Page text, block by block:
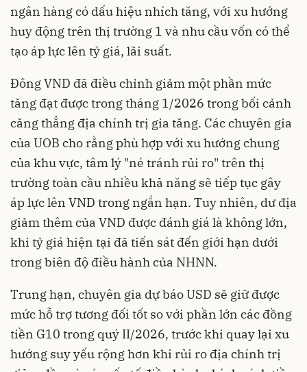
ngân hàng có dấu hiệu nhích tăng, với xu hướng
huy động trên thị trường 1 và nhu cầu vốn có thể
tạo áp lực lên tỷ giá, lãi suất.
Đông VND đã điều chỉnh giảm một phần mức
tăng đạt được trong tháng 1/2026 trong bối cảnh
căng thẳng địa chính trị gia tăng. Các chuyên gia
của UOB cho rằng phù hợp với xu hướng chung
của khu vực, tâm lý "né tránh rủi ro" trên thị
trường toàn cầu nhiều khả năng sẽ tiếp tục gây
áp lực lên VND trong ngắn hạn. Tuy nhiên, dư địa
giảm thêm của VND được đánh giá là không lớn,
khi tỷ giá hiện tại đã tiến sát đến giới hạn dưới
trong biên độ điều hành của NHNN.
Trung hạn, chuyên gia dự báo USD sẽ giữ được
mức hỗ trợ tương đối tốt so với phần lớn các đồng
tiền G10 trong quý II/2026, trước khi quay lại xu
hướng suy yếu rộng hơn khi rủi ro địa chính trị